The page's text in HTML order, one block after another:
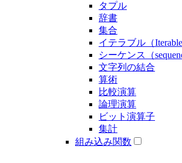
タプル
辞書
集合
イテラブル（Iterable
シーケンス（
文字列の結合
算術
比較演算
論理演算
ビット演算子
集計
組み込み関数